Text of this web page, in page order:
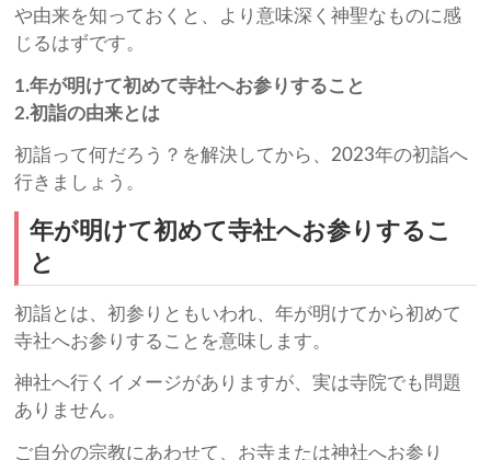
や由来を知っておくと、より意味深く神聖なものに感
じるはずです。
1.年が明けて初めて寺社へお参りすること
2.初詣の由来とは
初詣って何だろう？を解決してから、2023年の初詣へ
行きましょう。
年が明けて初めて寺社へお参りするこ
と
初詣とは、初参りともいわれ、年が明けてから初めて
寺社へお参りすることを意味します。
神社へ行くイメージがありますが、実は寺院でも問題
ありません。
ご自分の宗教にあわせて、お寺または神社へお参り